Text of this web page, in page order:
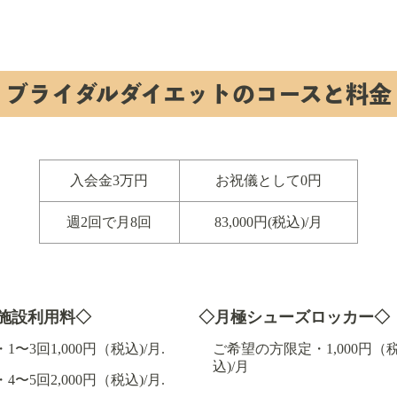
ブライダルダイエットのコースと料金
入会金3万円 お祝儀として0円
週2回で月8回 83,000円(税込)/月
設利用料◇
1〜3回 1,000円（税込)/月.
4〜5回 2,000円（税込)/月.
◇月極シューズロッカー◇
ご希望の方限定・1,000円（
込)/月